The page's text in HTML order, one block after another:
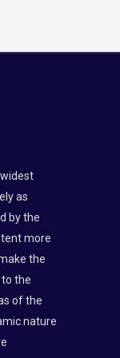
as
by the
more
the
the
of the
nature